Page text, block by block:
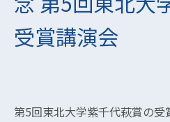
受賞講演会
第5回東北大学紫千代萩賞の